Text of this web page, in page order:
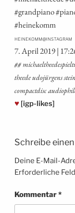
HEINEKOMM@INSTAGRAM
7. April 2019 |
##
thee­de udo­jür­gens
com­pact­disc
♥ [igp-likes]
Schreibe
Deine E-Mail-
Erforderliche
Kommentar*